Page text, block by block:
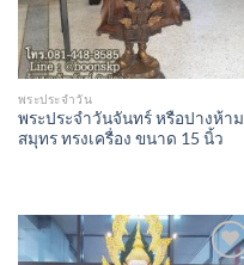
พระประจำวัน
พระประจำวันจันทร์ หรือปางห้าม
สมุทร ทรงเครื่อง ขนาด 15 นิ้ว